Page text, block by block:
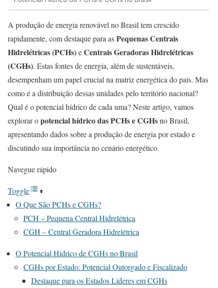
A produção de energia renovável no Brasil tem crescido
rapidamente, com destaque para asPequenas Centrais
Hidrelétricas (PCHs)eCentrais Geradoras Hidrelétricas
(CGHs). Estas fontes de energia, além de sustentáveis,
desempenham um papel crucial na matriz energética do país. Mas
como é a distribuição dessas unidades pelo território nacional?
Qual é o potencial hídrico de cada uma? Neste artigo, vamos
explorar opotencial hídrico das PCHs e CGHsno Brasil,
apresentando dados sobre a produção de energia por estado e
discutindo sua importância no cenário energético.
Navegue rápido
Toggle
O Que São PCHs e CGHs?
PCH – Pequena Central Hidrelétrica
CGH – Central Geradora Hidrelétrica
O Potencial Hídrico de CGHs no Brasil
CGHs por Estado: Potencial Outorgado e Fiscalizado
Destaque para os Estados Líderes em CGHs